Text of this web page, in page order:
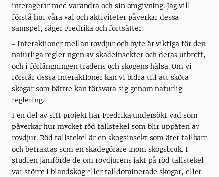
interagerar med varandra och sin omgivning. Jag vill
förstå hur våra val och aktiviteter påverkar dessa
samspel, säger Fredrika och fortsätter:
‒ Interaktioner mellan rovdjur och byte är viktiga för den
naturliga regleringen av skadeinsekter och deras utbrott,
och i förlängningen trädens och skogens hälsa. Om vi
förstår dessa interaktioner kan vi bidra till att sköta
skogar som bättre kan försvara sig genom naturlig
reglering.
I en del av sitt projekt har Fredrika undersökt vad som
påverkar hur mycket röd tallstekel som blir uppäten av
rovdjur. Röd tallstekel är en skogsinsekt som äter tallbarr
och betraktas som en skadegörare inom skogsbruk. I
studien jämförde de om rovdjurens jakt på röd tallstekel
var större i blandskog eller talldominerade skogar, eller